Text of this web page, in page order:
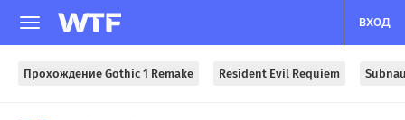
ВХОД
Прохождение Gothic 1 Remake Resident Evil Requiem